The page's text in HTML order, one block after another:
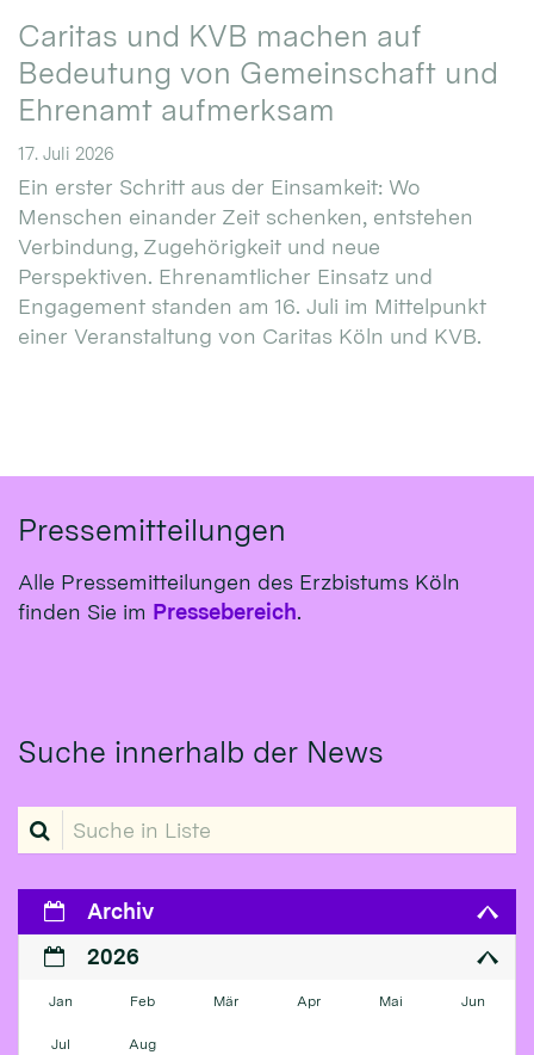
Caritas und KVB machen auf
Bedeutung von Gemeinschaft und
Ehrenamt aufmerksam
17. Juli 2026
Ein erster Schritt aus der Einsamkeit: Wo
Menschen einander Zeit schenken, entstehen
Verbindung, Zugehörigkeit und neue
Perspektiven. Ehrenamtlicher Einsatz und
Engagement standen am 16. Juli im Mittelpunkt
einer Veranstaltung von Caritas Köln und KVB.
Pressemitteilungen
Alle Pressemitteilungen des Erzbistums Köln
finden Sie im Pressebereich.
Suche innerhalb der News
Suche in Liste
Archiv
2026
Jan Feb Mär Apr Mai Jun
Jul Aug